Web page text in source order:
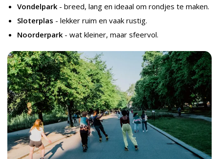
Vondelpark - breed, lang en ideaal om rondjes te maken.
Sloterplas - lekker ruim en vaak rustig.
Noorderpark - wat kleiner, maar sfeervol.